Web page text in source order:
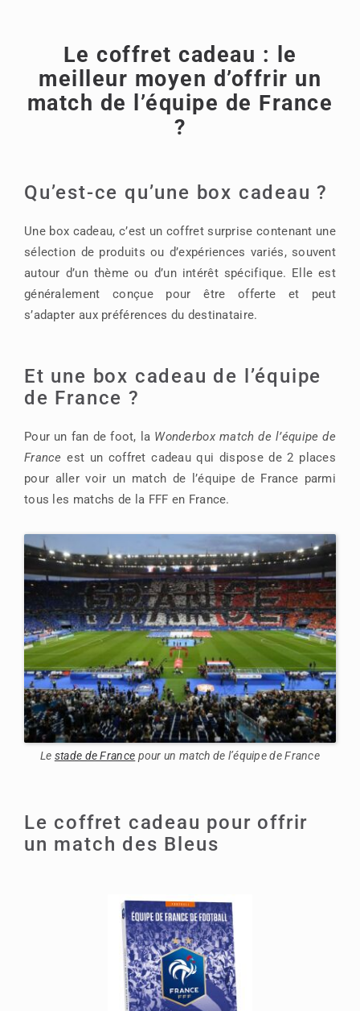
Le coffret cadeau : le
meilleur moyen d’offrir un
match de l’équipe de France
?
Qu’est-ce qu’une box cadeau ?
Une box cadeau, c’est un coffret surprise contenant une
sélection de produits ou d’expériences variés, souvent
autour d’un thème ou d’un intérêt spécifique. Elle est
généralement conçue pour être offerte et peut
s’adapter aux préférences du destinataire.
Et une box cadeau de l’équipe
de France ?
Pour un fan de foot, la Wonderbox match de l’équipe de
France est un coffret cadeau qui dispose de 2 places
pour aller voir un match de l’équipe de France parmi
tous les matchs de la FFF en France.
Le stade de France pour un match de l’équipe de France
Le coffret cadeau pour offrir
un match des Bleus